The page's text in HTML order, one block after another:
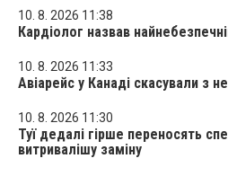
10. 8. 2026 11:38
Кардіолог назвав
10. 8. 2026 11:33
Авіарейс у Канаді скасували з
10. 8. 2026 11:30
Туї дедалі гірше переносять
витривалішу заміну